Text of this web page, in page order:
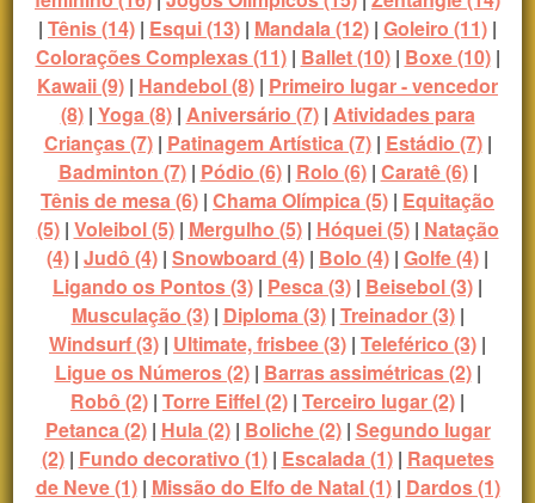
| Tênis (14) | Esqui (13) | Mandala (12) | Goleiro (11) |
Colorações Complexas (11)| Ballet (10)| Boxe (10)|
Kawaii (9) | Handebol (8) | Primeiro lugar - vencedor
(8)| Yoga (8)| Aniversário (7)| Atividades para
Crianças (7)| Patinagem Artística (7)| Estádio (7)|
Badminton (7)| Pódio (6)| Rolo (6)| Caratê (6)|
Tênis de mesa (6) | Chama Olímpica (5) | Equitação
(5)| Voleibol (5)| Mergulho (5)| Hóquei (5)| Natação
(4) | Judô (4) | Snowboard (4) | Bolo (4) | Golfe (4) |
Ligando os Pontos (3) | Pesca (3) | Beisebol (3) |
Musculação (3)| Diploma (3)| Treinador (3)|
Windsurf (3) | Ultimate, frisbee (3) | Teleférico (3) |
Ligue os Números (2)| Barras assimétricas (2)|
Robô (2) | Torre Eiffel (2) | Terceiro lugar (2) |
Petanca (2)| Hula (2)| Boliche (2)| Segundo lugar
(2)| Fundo decorativo (1)| Escalada (1)| Raquetes
de Neve (1)| Missão do Elfo de Natal (1)| Dardos (1)